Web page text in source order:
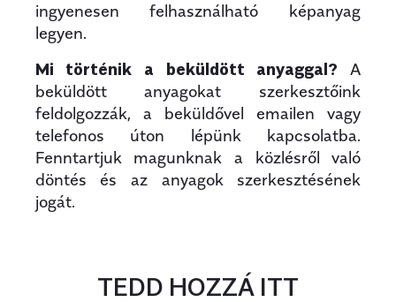
ingyenesen felhasználható képanyag
legyen.
Mi történik a beküldött anyaggal? A
beküldött anyagokat szerkesztőink
feldolgozzák, a beküldővel emailen vagy
telefonos úton lépünk kapcsolatba.
Fenntartjuk magunknak a közlésről való
döntés és az anyagok szerkesztésének
jogát.
TEDD HOZZÁ ITT